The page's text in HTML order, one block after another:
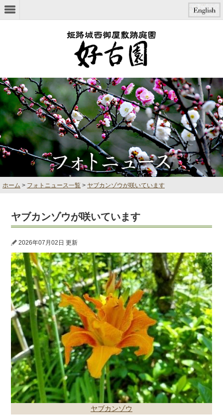
本文へジャンプ
ホーム > フォトニュース一覧 > ヤブカンゾウが咲いています
ヤブカンゾウが咲いています
2026年07月02日 更新
ヤブカンゾウ